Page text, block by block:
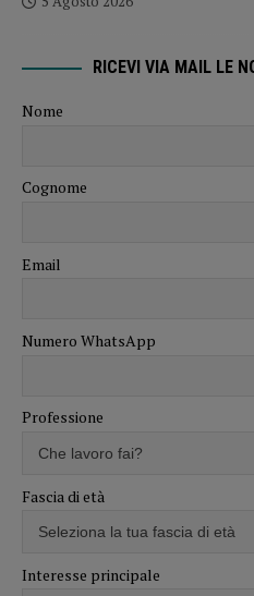
RICEVI VIA MAIL LE
Nome
Cognome
Email
Numero WhatsApp
Professione
Fascia di età
Interesse principale